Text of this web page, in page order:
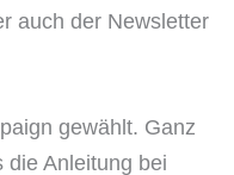
auch der Newsletter
gewählt. Ganz
die Anleitung bei